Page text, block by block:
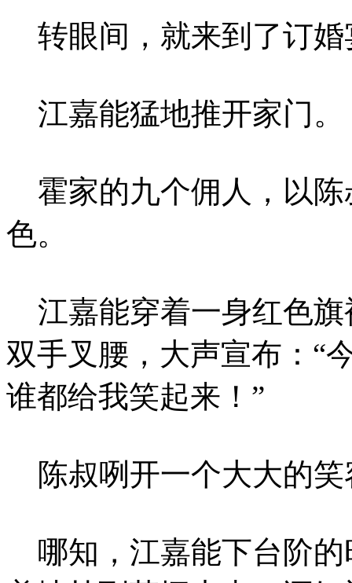
转眼间，就来到了订婚
江嘉能猛地推开家门。
霍家的九个佣人，以陈
色。
江嘉能穿着一身红色旗
双手叉腰，大声宣布：“
谁都给我笑起来！”
陈叔咧开一个大大的笑
哪知，江嘉能下台阶的